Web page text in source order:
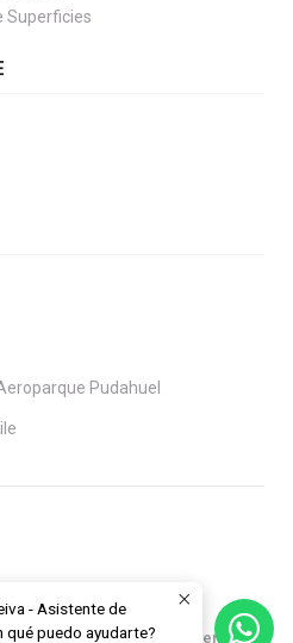
Superficies
Pudahuel
Desarrollado por Jumpseller
- Asistente de
qué puedo ayudarte?